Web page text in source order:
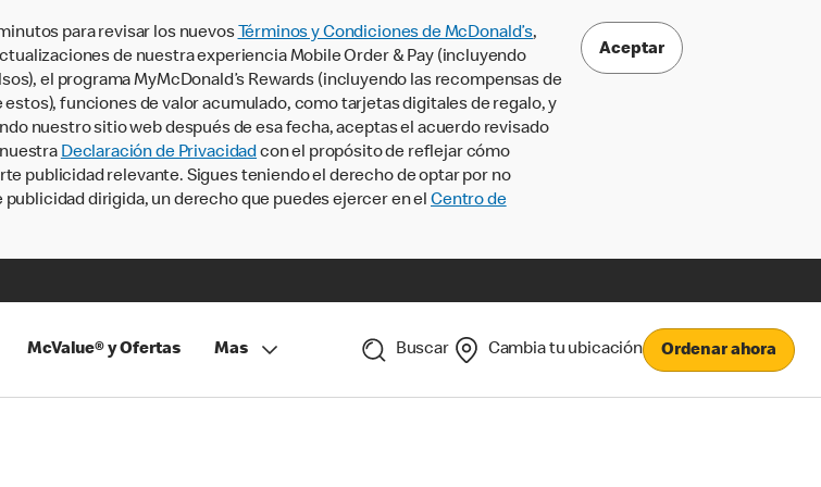
para revisar los nuevos Términos y Condiciones de McDonald’s,
de nuestra experiencia Mobile Order & Pay (incluyendo
el programa MyMcDonald’s Rewards (incluyendo las recompensas de
funciones de valor acumulado, como tarjetas digitales de regalo, y
nuestro sitio web después de esa fecha, aceptas el acuerdo revisado
Declaración de Privacidadcon el propósito de reflejar cómo
publicidad relevante. Sigues teniendo el derecho de optar por no
dirigida, un derecho que puedes ejercer en el Centro de
Aceptar
McValue® y Ofertas Mas Buscar Cambia tu ubicación Ordenar ahora